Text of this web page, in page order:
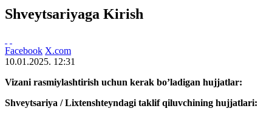
Shveytsariyaga Kirish
Facebook X.com
10.01.2025. 12:31
Vizani rasmiylashtirish uchun kerak bo’ladigan hujjatlar:
Shveytsariya / Lixtenshteyndagi taklif qiluvchining hujjatlari: